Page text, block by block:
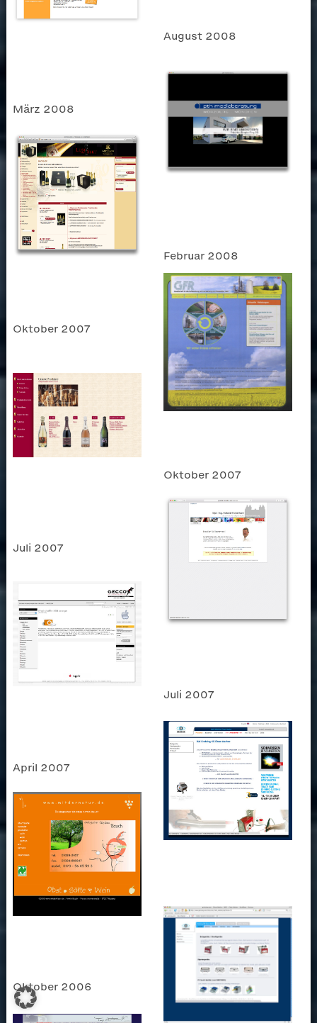
August 2008
März 2008
Februar 2008
Oktober 2007
Oktober 2007
Juli 2007
Juli 2007
April 2007
Oktober 2006